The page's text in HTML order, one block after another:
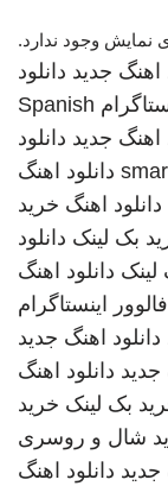
نمایش وجود ندارد.
اهنگ جدید دانلود
Spanish
اهنگ جدید دانلود
دانلود اهنگ
دانلود اهنگ خرید
بک لینک دانلود
لینک دانلود اهنگ
اینستاگرام
دانلود اهنگ جدید
جدید دانلود اهنگ
بک لینک خرید
شال و روسری
جدید دانلود اهنگ